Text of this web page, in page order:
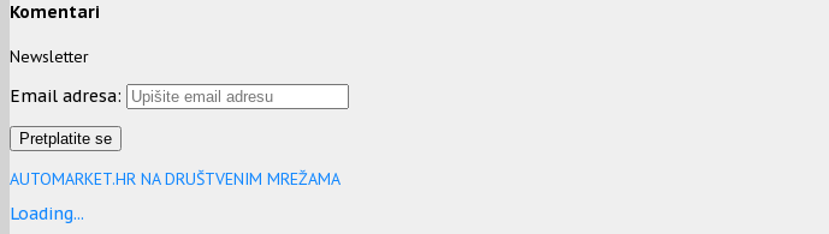
Komentari
Newsletter
Email adresa:
AUTOMARKET.HR NA DRUŠTVENIM MREŽAMA
Loading...